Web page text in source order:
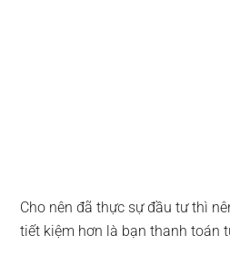
Cho nên đã thực sự đầu tư thì
tiết kiệm hơn là bạn thanh toán